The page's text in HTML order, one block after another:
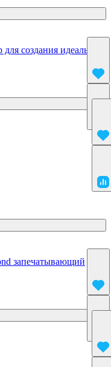
создания идеально
запечатывающий